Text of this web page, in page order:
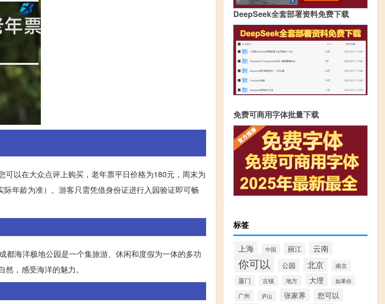
以在大众点评上购买，老年票平日价格为180元，周末为
年龄为准）。游客只需凭借身份证进行入园验证即可畅
海洋极地公园是一个集旅游、休闲和度假为一体的多功
，感受海洋的魅力。
DeepSeek全套部署资料免费下载
免费可商用字体批量下载
标签
上海 中国 丽江 云南
你可以 公园 北京
南京
厦门
古镇 地方 大理 如果你
广州 庐山 张家界 您可以